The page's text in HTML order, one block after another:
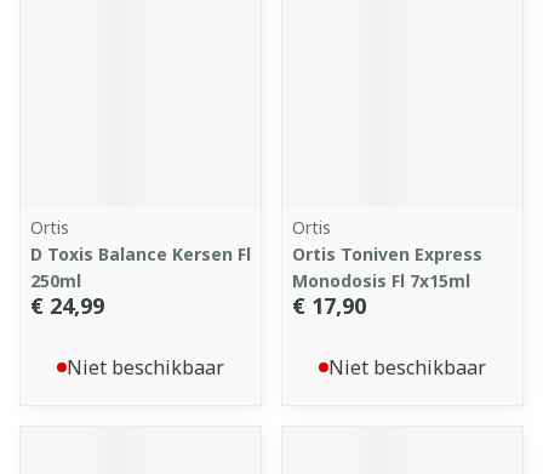
Ortis
D Toxis Balance Kersen Fl
250ml
€ 24,99
Niet beschikbaar
Ortis
Ortis Toniven Express
Monodosis Fl 7x15ml
€ 17,90
Niet beschikbaar